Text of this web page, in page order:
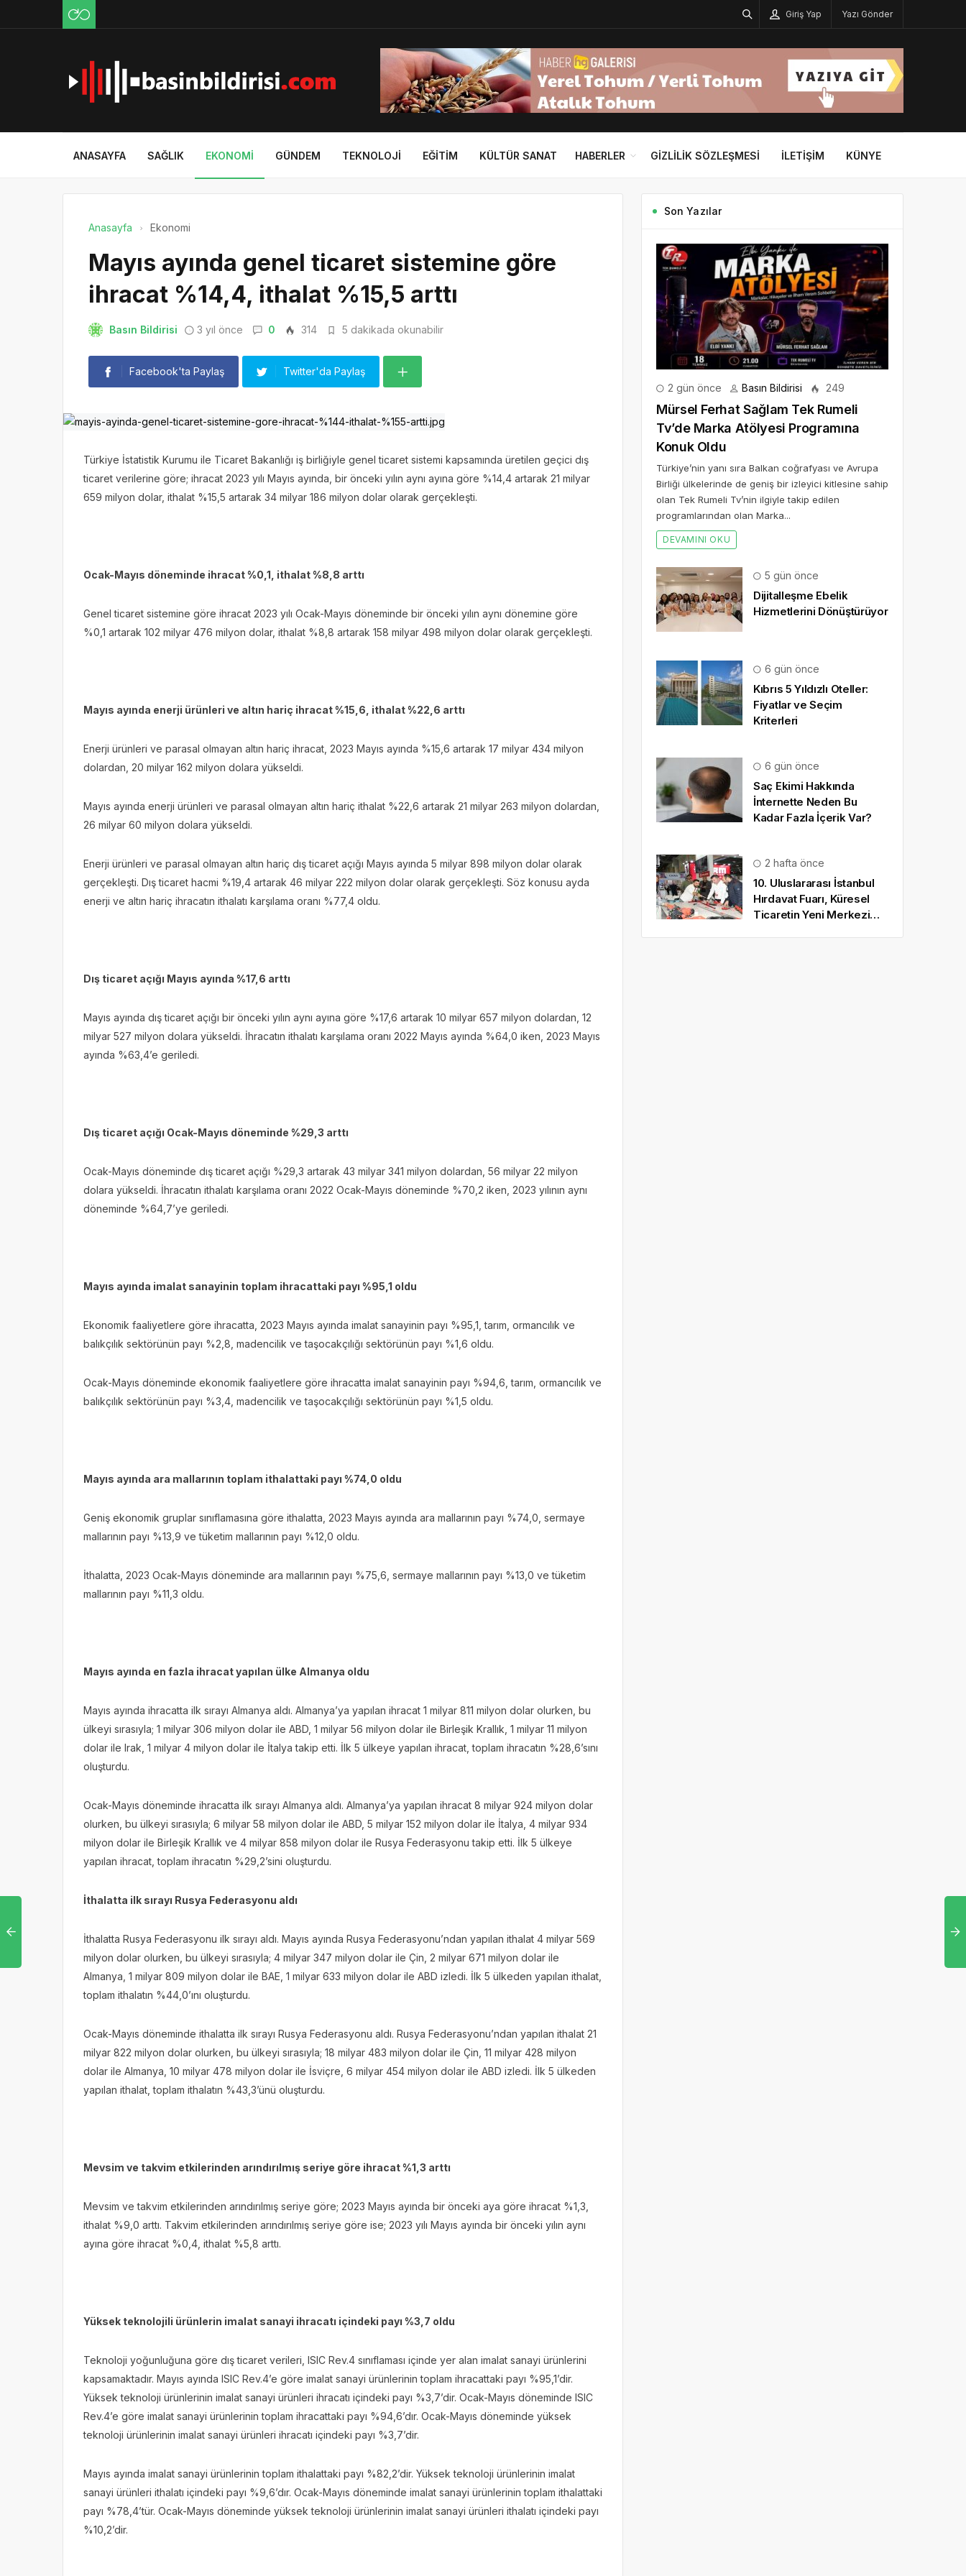
Giriş Yap Yazı Gönder
ANASAYFA SAĞLIK EKONOMI GÜNDEM TEKNOLOJI EĞITIM KÜLTÜR SANAT HABERLER GIZLILIK SÖZLEŞMESI İLETIŞIM KÜNYE
Anasayfa Ekonomi
Mayıs ayında genel ticaret sistemine göre
ihracat %14,4, ithalat %15,5 arttı
Basın Bildirisi 3 yıl önce 0 314 5 dakikada okunabilir
Facebook'ta Paylaş Twitter'da Paylaş
Türkiye İstatistik Kurumu ile Ticaret Bakanlığı iş birliğiyle genel ticaret sistemi kapsamında üretilen geçici dış
ticaret verilerine göre; ihracat 2023 yılı Mayıs ayında, bir önceki yılın aynı ayına göre %14,4 artarak 21 milyar
659 milyon dolar, ithalat %15,5 artarak 34 milyar 186 milyon dolar olarak gerçekleşti.
Ocak-Mayıs döneminde ihracat %0,1, ithalat %8,8 arttı
Genel ticaret sistemine göre ihracat 2023 yılı Ocak-Mayıs döneminde bir önceki yılın aynı dönemine göre
%0,1 artarak 102 milyar 476 milyon dolar, ithalat %8,8 artarak 158 milyar 498 milyon dolar olarak gerçekleşti.
Mayıs ayında enerji ürünleri ve altın hariç ihracat %15,6, ithalat %22,6 arttı
Enerji ürünleri ve parasal olmayan altın hariç ihracat, 2023 Mayıs ayında %15,6 artarak 17 milyar 434 milyon
dolardan, 20 milyar 162 milyon dolara yükseldi.
Mayıs ayında enerji ürünleri ve parasal olmayan altın hariç ithalat %22,6 artarak 21 milyar 263 milyon dolardan,
26 milyar 60 milyon dolara yükseldi.
Enerji ürünleri ve parasal olmayan altın hariç dış ticaret açığı Mayıs ayında 5 milyar 898 milyon dolar olarak
gerçekleşti. Dış ticaret hacmi %19,4 artarak 46 milyar 222 milyon dolar olarak gerçekleşti. Söz konusu ayda
enerji ve altın hariç ihracatın ithalatı karşılama oranı %77,4 oldu.
Dış ticaret açığı Mayıs ayında %17,6 arttı
Mayıs ayında dış ticaret açığı bir önceki yılın aynı ayına göre %17,6 artarak 10 milyar 657 milyon dolardan, 12
milyar 527 milyon dolara yükseldi. İhracatın ithalatı karşılama oranı 2022 Mayıs ayında %64,0 iken, 2023 Mayıs
ayında %63,4’e geriledi.
Dış ticaret açığı Ocak-Mayıs döneminde %29,3 arttı
Ocak-Mayıs döneminde dış ticaret açığı %29,3 artarak 43 milyar 341 milyon dolardan, 56 milyar 22 milyon
dolara yükseldi. İhracatın ithalatı karşılama oranı 2022 Ocak-Mayıs döneminde %70,2 iken, 2023 yılının aynı
döneminde %64,7’ye geriledi.
Mayıs ayında imalat sanayinin toplam ihracattaki payı %95,1 oldu
Ekonomik faaliyetlere göre ihracatta, 2023 Mayıs ayında imalat sanayinin payı %95,1, tarım, ormancılık ve
balıkçılık sektörünün payı %2,8, madencilik ve taşocakçılığı sektörünün payı %1,6 oldu.
Ocak-Mayıs döneminde ekonomik faaliyetlere göre ihracatta imalat sanayinin payı %94,6, tarım, ormancılık ve
balıkçılık sektörünün payı %3,4, madencilik ve taşocakçılığı sektörünün payı %1,5 oldu.
Mayıs ayında ara mallarının toplam ithalattaki payı %74,0 oldu
Geniş ekonomik gruplar sınıflamasına göre ithalatta, 2023 Mayıs ayında ara mallarının payı %74,0, sermaye
mallarının payı %13,9 ve tüketim mallarının payı %12,0 oldu.
İthalatta, 2023 Ocak-Mayıs döneminde ara mallarının payı %75,6, sermaye mallarının payı %13,0 ve tüketim
mallarının payı %11,3 oldu.
Mayıs ayında en fazla ihracat yapılan ülke Almanya oldu
Mayıs ayında ihracatta ilk sırayı Almanya aldı. Almanya’ya yapılan ihracat 1 milyar 811 milyon dolar olurken, bu
ülkeyi sırasıyla; 1 milyar 306 milyon dolar ile ABD, 1 milyar 56 milyon dolar ile Birleşik Krallık, 1 milyar 11 milyon
dolar ile Irak, 1 milyar 4 milyon dolar ile İtalya takip etti. İlk 5 ülkeye yapılan ihracat, toplam ihracatın %28,6’sını
oluşturdu.
Ocak-Mayıs döneminde ihracatta ilk sırayı Almanya aldı. Almanya’ya yapılan ihracat 8 milyar 924 milyon dolar
olurken, bu ülkeyi sırasıyla; 6 milyar 58 milyon dolar ile ABD, 5 milyar 152 milyon dolar ile İtalya, 4 milyar 934
milyon dolar ile Birleşik Krallık ve 4 milyar 858 milyon dolar ile Rusya Federasyonu takip etti. İlk 5 ülkeye
yapılan ihracat, toplam ihracatın %29,2’sini oluşturdu.
İthalatta ilk sırayı Rusya Federasyonu aldı
İthalatta Rusya Federasyonu ilk sırayı aldı. Mayıs ayında Rusya Federasyonu’ndan yapılan ithalat 4 milyar 569
milyon dolar olurken, bu ülkeyi sırasıyla; 4 milyar 347 milyon dolar ile Çin, 2 milyar 671 milyon dolar ile
Almanya, 1 milyar 809 milyon dolar ile BAE, 1 milyar 633 milyon dolar ile ABD izledi. İlk 5 ülkeden yapılan ithalat,
toplam ithalatın %44,0’ını oluşturdu.
Ocak-Mayıs döneminde ithalatta ilk sırayı Rusya Federasyonu aldı. Rusya Federasyonu’ndan yapılan ithalat 21
milyar 822 milyon dolar olurken, bu ülkeyi sırasıyla; 18 milyar 483 milyon dolar ile Çin, 11 milyar 428 milyon
dolar ile Almanya, 10 milyar 478 milyon dolar ile İsviçre, 6 milyar 454 milyon dolar ile ABD izledi. İlk 5 ülkeden
yapılan ithalat, toplam ithalatın %43,3’ünü oluşturdu.
Mevsim ve takvim etkilerinden arındırılmış seriye göre ihracat %1,3 arttı
Mevsim ve takvim etkilerinden arındırılmış seriye göre; 2023 Mayıs ayında bir önceki aya göre ihracat %1,3,
ithalat %9,0 arttı. Takvim etkilerinden arındırılmış seriye göre ise; 2023 yılı Mayıs ayında bir önceki yılın aynı
ayına göre ihracat %0,4, ithalat %5,8 arttı.
Yüksek teknolojili ürünlerin imalat sanayi ihracatı içindeki payı %3,7 oldu
Teknoloji yoğunluğuna göre dış ticaret verileri, ISIC Rev.4 sınıflaması içinde yer alan imalat sanayi ürünlerini
kapsamaktadır. Mayıs ayında ISIC Rev.4’e göre imalat sanayi ürünlerinin toplam ihracattaki payı %95,1’dir.
Yüksek teknoloji ürünlerinin imalat sanayi ürünleri ihracatı içindeki payı %3,7’dir. Ocak-Mayıs döneminde ISIC
Rev.4’e göre imalat sanayi ürünlerinin toplam ihracattaki payı %94,6’dır. Ocak-Mayıs döneminde yüksek
teknoloji ürünlerinin imalat sanayi ürünleri ihracatı içindeki payı %3,7’dir.
Mayıs ayında imalat sanayi ürünlerinin toplam ithalattaki payı %82,2’dir. Yüksek teknoloji ürünlerinin imalat
sanayi ürünleri ithalatı içindeki payı %9,6’dır. Ocak-Mayıs döneminde imalat sanayi ürünlerinin toplam ithalattaki
payı %78,4’tür. Ocak-Mayıs döneminde yüksek teknoloji ürünlerinin imalat sanayi ürünleri ithalatı içindeki payı
%10,2’dir.
Son Yazılar
2 gün önce Basın Bildirisi 249
Mürsel Ferhat Sağlam Tek Rumeli
Tv’de Marka Atölyesi Programına
Konuk Oldu
Türkiye’nin yanı sıra Balkan coğrafyası ve Avrupa
Birliği ülkelerinde de geniş bir izleyici kitlesine sahip
olan Tek Rumeli Tv’nin ilgiyle takip edilen
programlarından olan Marka...
DEVAMINI OKU
5 gün önce
Dijitalleşme Ebelik
Hizmetlerini Dönüştürüyor
6 gün önce
Kıbrıs 5 Yıldızlı Oteller:
Fiyatlar ve Seçim
Kriterleri
6 gün önce
Saç Ekimi Hakkında
İnternette Neden Bu
Kadar Fazla İçerik Var?
2 hafta önce
10. Uluslararası İstanbul
Hırdavat Fuarı, Küresel
Ticaretin Yeni Merkezi